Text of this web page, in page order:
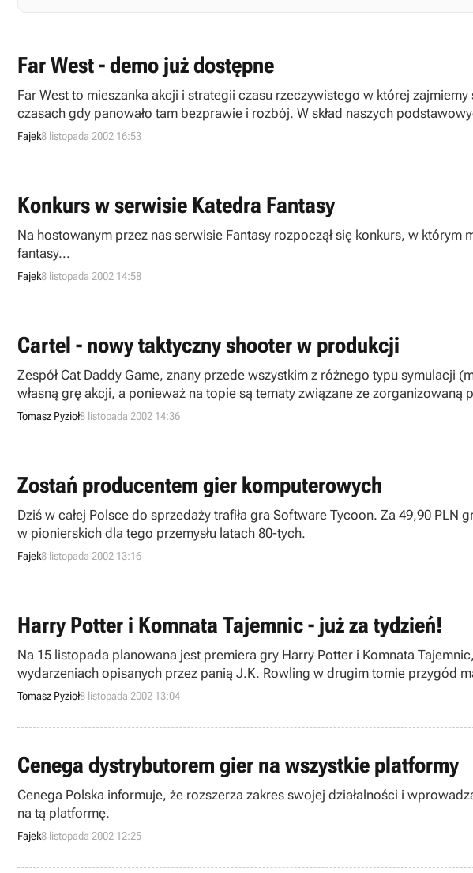
Far West - demo już dostępne
Far West to mieszanka akcji i strategii czasu rzeczywistego w której
czasach gdy panowało tam bezprawie i rozbój. W skład naszych
zasobami finansowymi oraz oczywiście walka i obrona dobytku przed
Fajek8 listopada 2002 16:53
Konkurs w serwisie Katedra Fantasy
Na hostowanym przez nas serwisie Fantasy rozpoczął się konkurs, w
fantasy...
Fajek8 listopada 2002 14:58
Cartel - nowy taktyczny shooter w produkcji
Zespół Cat Daddy Game, znany przede wszystkim z różnego typu symulacji
własną grę akcji, a ponieważ na topie są tematy związane ze
kolejnego FPS-a z gatunku taktycznych gier akcji, w którym gracz kieruje
Tomasz Pyzioł8 listopada 2002 14:36
Zostań producentem gier komputerowych
Dziś w całej Polsce do sprzedaży trafiła gra Software Tycoon. Za 49,90
w pionierskich dla tego przemysłu latach 80-tych.
Fajek8 listopada 2002 13:16
Harry Potter i Komnata Tajemnic - już za tydzień!
Na 15 listopada planowana jest premiera gry Harry Potter i Komnata
wydarzeniach opisanych przez panią J.K. Rowling w drugim tomie przygód
katastrofa, Harry wraca na drugi rok do Szkole Magii i Czarodziejstwa w
Tomasz Pyzioł8 listopada 2002 13:04
Cenega dystrybutorem gier na wszystkie platformy
Cenega Polska informuje, że rozszerza zakres swojej działalności i
na tą platformę.
Fajek8 listopada 2002 12:25